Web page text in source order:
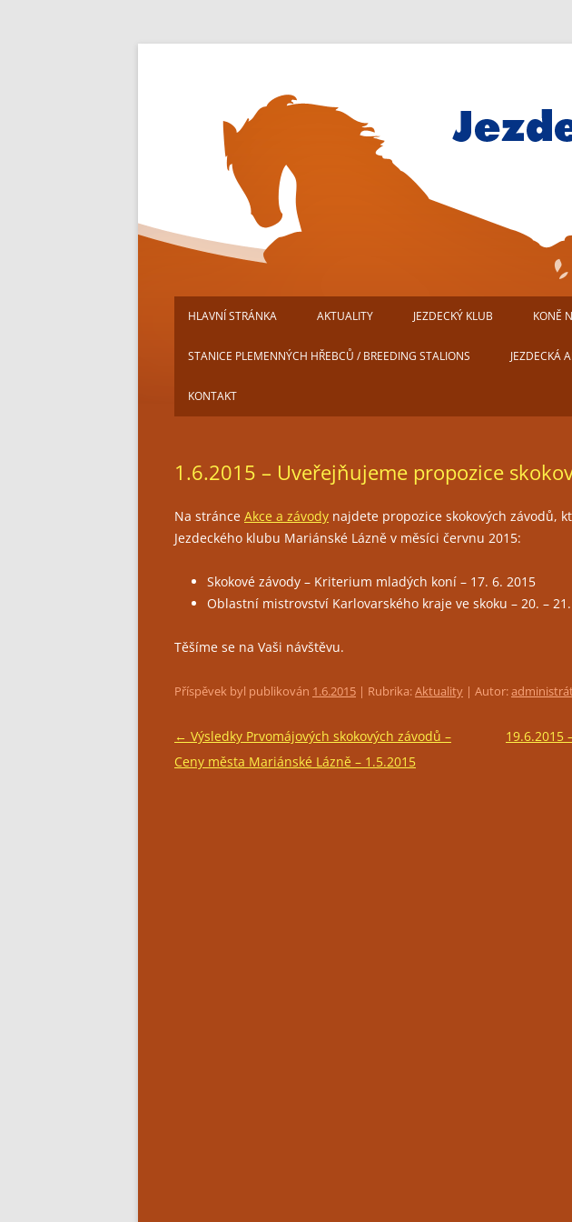
Přejít
HLAVNÍ STRÁNKA AKTUALITY JEZDECKÝ KLUB
AREÁL JEZDECKÉHO KLUBU
ČLENSTVÍ
KONĚ
STANICE PLEMENNÝCH HŘEBCŮ / BREEDING STALIONS JEZDECKÁ
KONTAKT
1.6.2015 – Uveřejňujeme propozice
Na stránce Akce a závody najdete propozice skokových závodů,
Jezdeckého klubu Mariánské Lázně v měsíci červnu 2015:
Skokové závody – Kriterium mladých koní – 17. 6. 2015
Oblastní mistrovství Karlovarského kraje ve skoku – 20. –
Těšíme se na Vaši návštěvu.
Příspěvek byl publikován 1.6.2015 | Rubrika:Aktuality | Autor:
Navigace
pro
← Výsledky Prvomájových skokových závodů –
Ceny města Mariánské Lázně – 1.5.2015
19.6.2015